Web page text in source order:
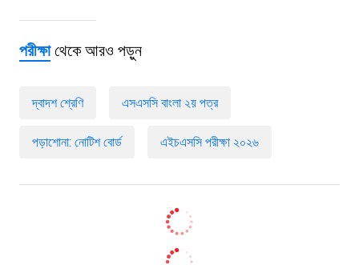
পরীক্ষাথেকে আরও পড়ুন
দ্বাদশ শ্রেণি এসএসসি বাংলা ২য় পত্র
পড়াশোনা: নোটিশ বোর্ড এইচএসসি পরীক্ষা ২০২৬